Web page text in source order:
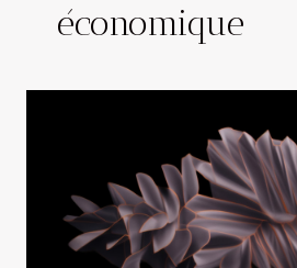
économique